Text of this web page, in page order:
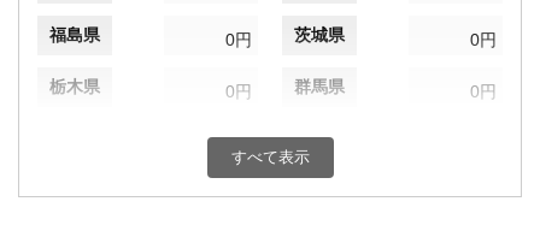
福島県 0円 茨城県 0円
栃木県 0円 群馬県 0円
0円 千葉県
0円 0円
すべて表示